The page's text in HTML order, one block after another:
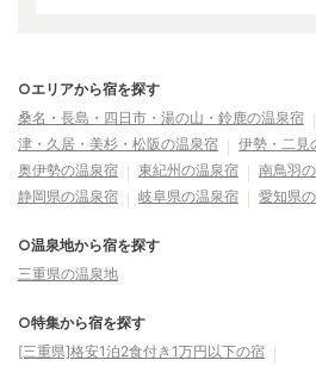
○エリアから宿を探す
桑名・長島・四日市・湯の山・鈴鹿の温泉宿
津・久居・美杉・松阪の温泉宿
伊勢・二見
奥伊勢の温泉宿
東紀州の温泉宿 南鳥羽
静岡県の温泉宿
岐阜県の温泉宿 愛知県
○温泉地から宿を探す
三重県の温泉地
○特集から宿を探す
[三重県]格安1泊2食付き1万円以下の宿